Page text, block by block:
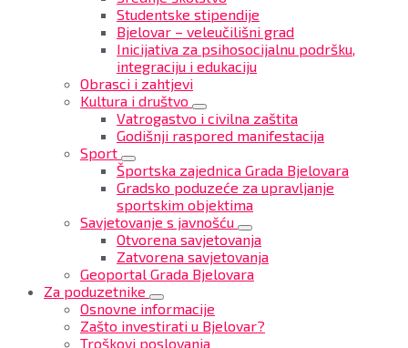
Studentske stipendije
Bjelovar – veleučilišni grad
Inicijativa za psihosocijalnu podršku,
integraciju i edukaciju
Obrasci i zahtjevi
Kultura i društvo
Vatrogastvo i civilna zaštita
Godišnji raspored manifestacija
Sport
Športska zajednica Grada Bjelovara
Gradsko poduzeće za upravljanje
sportskim objektima
Savjetovanje s javnošću
Otvorena savjetovanja
Zatvorena savjetovanja
Geoportal Grada Bjelovara
Za poduzetnike
Osnovne informacije
Zašto investirati u Bjelovar?
Troškovi poslovanja